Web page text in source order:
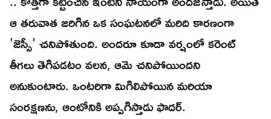
ఆ తరువాత జరిగిన ఒక సంఘటనలో మరిది కారణంగా
'జెస్సీ' చనిపోతుంది. అందరూ కూడా వర్షంలో కరెంట్
తీగలు తెగిపడటం వలన, ఆమె చనిపోయిందని
అనుకుంటారు. ఒంటరిగా మిగిలిపోయిన మరియా
సంరక్షణను, ఆంటోనికి అప్పగిస్తాడు ఫాదర్.